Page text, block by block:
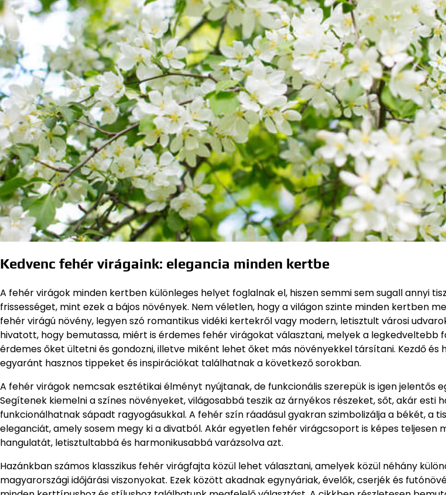
Kedvenc fehér virágaink: elegancia minden kertbe
A fehér virágok minden kertben különleges helyet foglalnak el, hiszen semmi sem sugall annyi
frissességet, mint ezek a bájos növények. Nem véletlen, hogy a világon szinte minden kertben
fehér virágú növény, legyen szó romantikus vidéki kertekről vagy modern, letisztult városi
hivatott, hogy bemutassa, miért is érdemes fehér virágokat választani, melyek a legkedveltebb
érdemes őket ültetni és gondozni, illetve miként lehet őket más növényekkel társítani. Kezdő és
egyaránt hasznos tippeket és inspirációkat találhatnak a következő sorokban.
A fehér virágok nemcsak esztétikai élményt nyújtanak, de funkcionális szerepük is igen jelentős
Segítenek kiemelni a színes növényeket, világosabbá teszik az árnyékos részeket, sőt, akár esti
funkcionálhatnak sápadt ragyogásukkal. A fehér szín ráadásul gyakran szimbolizálja a békét, a
eleganciát, amely sosem megy ki a divatból. Akár egyetlen fehér virágcsoport is képes teljesen
hangulatát, letisztultabbá és harmonikusabbá varázsolva azt.
Hazánkban számos klasszikus fehér virágfajta közül lehet választani, amelyek közül néhány
magyarországi időjárási viszonyokat. Ezek között akadnak egynyáriak, évelők, cserjék és